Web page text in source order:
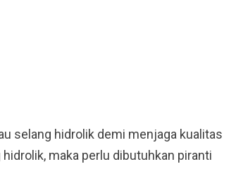
selang hidrolik demi menjaga kualitas
maka perlu dibutuhkan piranti